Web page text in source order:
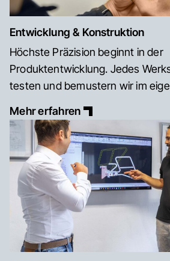
Entwicklung & Konstruktion
Höchste Präzision beginnt in der
Produktentwicklung. Jedes
testen und bemustern wir im
Mehr erfahren